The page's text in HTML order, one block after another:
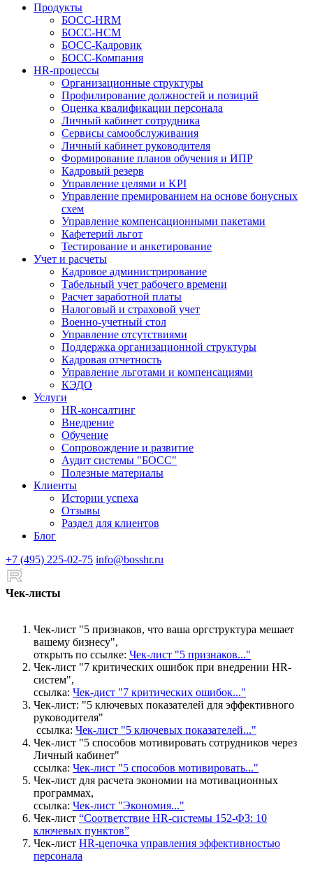
Продукты
БОСС-HRM
БОСС-HCM
БОСС-Кадровик
БОСС-Компания
HR-процессы
Организационные структуры
Профилирование должностей и позиций
Оценка квалификации персонала
Личный кабинет сотрудника
Сервисы самообслуживания
Личный кабинет руководителя
Формирование планов обучения и ИПР
Кадровый резерв
Управление целями и KPI
Управление премированием на основе бонусных
схем
Управление компенсационными пакетами
Кафетерий льгот
Тестирование и анкетирование
Учет и расчеты
Кадровое администрирование
Табельный учет рабочего времени
Расчет заработной платы
Налоговый и страховой учет
Военно-учетный стол
Управление отсутствиями
Поддержка организационной структуры
Кадровая отчетность
Управление льготами и компенсациями
КЭДО
Услуги
HR-консалтинг
Внедрение
Обучение
Сопровождение и развитие
Аудит системы "БОСС"
Полезные материалы
Клиенты
Истории успеха
Отзывы
Раздел для клиентов
Блог
+7 (495) 225-02-75 info@bosshr.ru
Чек-листы
Чек-лист "5 признаков, что ваша оргструктура мешает
вашему бизнесу",
открыть по ссылке: Чек-лист "5 признаков..."
Чек-лист "7 критических ошибок при внедрении HR-
систем",
ссылка: Чек-дист "7 критических ошибок..."
Чек-лист: "5 ключевых показателей для эффективного
руководителя"
ссылка: Чек-лист "5 ключевых показателей..."
Чек-лист "5 способов мотивировать сотрудников через
Личный кабинет"
ссылка: Чек-лист "5 способов мотивировать..."
Чек-лист для расчета экономии на мотивационных
программах,
ссылка: Чек-лист "Экономия..."
Чек-лист “Соответствие HR-системы 152-ФЗ: 10
ключевых пунктов”
Чек-лист HR-цепочка управления эффективностью
персонала